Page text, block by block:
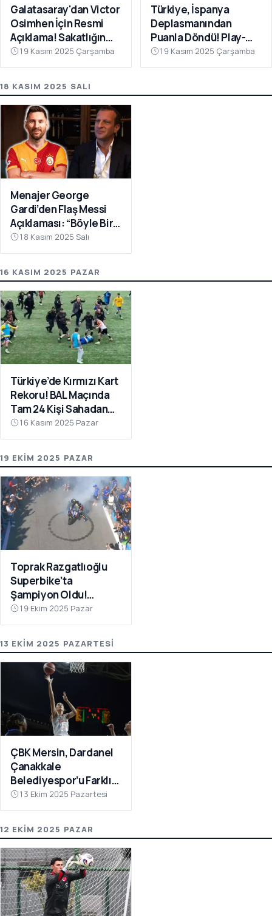
Galatasaray'dan Victor
Osimhen İçin Resmi
Açıklama! Sakatlığın
Son Durumu Belli Oldu
19 Kasım 2025 Çarşamba
Türkiye, İspanya
Deplasmanından
Puanla Döndü! Play-
Off Öncesi Moral: 2-2
19 Kasım 2025 Çarşamba
18 KASIM 2025 SALI
Menajer George
Gardi’den Flaş Messi
Açıklaması: “Böyle Bir
Fırsat Olursa,
Galatasaray İçin
18 Kasım 2025 Salı
16 KASIM 2025 PAZAR
Türkiye’de Kırmızı Kart
Rekoru! BAL Maçında
Tam 24 Kişi Sahadan
Atıldı
16 Kasım 2025 Pazar
19 EKIM 2025 PAZAR
Toprak Razgatlıoğlu
Superbike’ta
Şampiyon Oldu!
Rakibinin Skandal
Hamlesi Tepki Çekti
19 Ekim 2025 Pazar
13 EKIM 2025 PAZARTESI
ÇBK Mersin, Dardanel
Çanakkale
Belediyespor’u Farklı
Geçti: 112-78
13 Ekim 2025 Pazartesi
12 EKIM 2025 PAZAR